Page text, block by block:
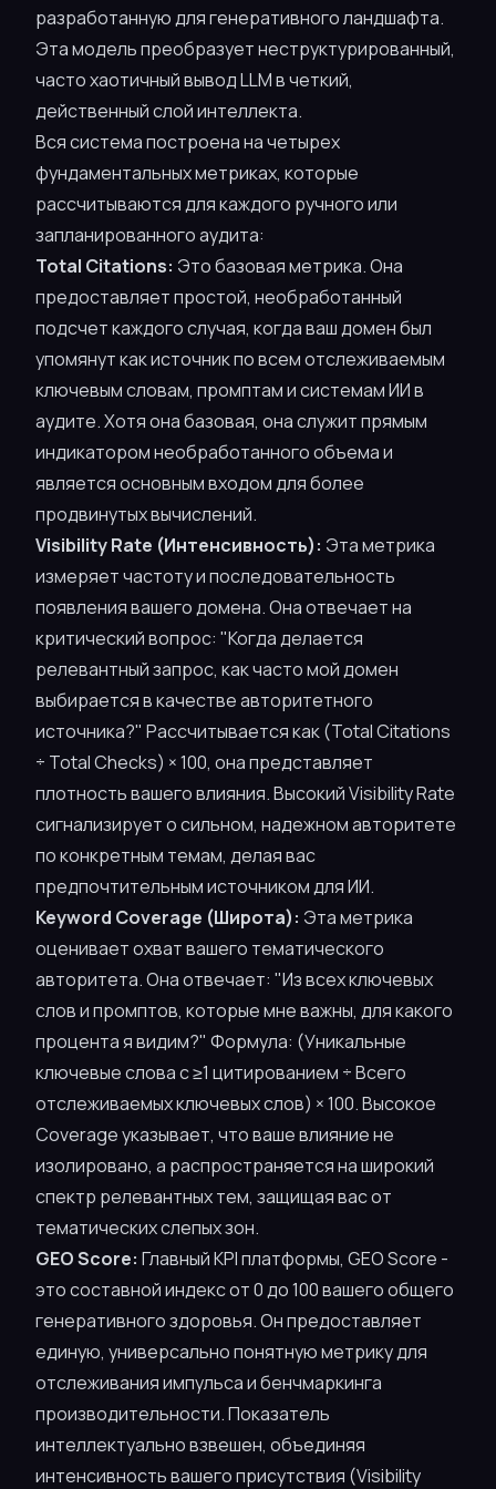
разработанную для генеративного ландшафта.
Эта модель преобразует неструктурированный,
часто хаотичный вывод LLM в четкий,
действенный слой интеллекта.
Вся система построена на четырех
фундаментальных метриках, которые
рассчитываются для каждого ручного или
запланированного аудита:
Total Citations: Это базовая метрика. Она
предоставляет простой, необработанный
подсчет каждого случая, когда ваш домен был
упомянут как источник по всем отслеживаемым
ключевым словам, промптам и системам ИИ в
аудите. Хотя она базовая, она служит прямым
индикатором необработанного объема и
является основным входом для более
продвинутых вычислений.
Visibility Rate (Интенсивность): Эта метрика
измеряетчастоту и последовательность
появления вашего домена. Она отвечает на
критический вопрос: "Когда делается
релевантный запрос, как часто мой домен
выбирается в качестве авторитетного
источника?" Рассчитывается как (Total Citations
÷ Total Checks) × 100, она представляет
плотность вашего влияния. Высокий Visibility Rate
сигнализирует о сильном, надежном авторитете
по конкретным темам, делая вас
предпочтительным источником для ИИ.
Keyword Coverage (Широта): Эта метрика
оцениваетохватвашего тематического
авторитета. Она отвечает: "Из всех ключевых
слов и промптов, которые мне важны, для какого
процента я видим?" Формула: (Уникальные
ключевые слова с ≥1 цитированием ÷ Всего
отслеживаемых ключевых слов) × 100. Высокое
Coverage указывает, что ваше влияние не
изолировано, а распространяется на широкий
спектр релевантных тем, защищая вас от
тематических слепых зон.
GEO Score: Главный KPI платформы, GEO Score -
это составной индекс от 0 до 100 вашего общего
генеративного здоровья. Он предоставляет
единую, универсально понятную метрику для
отслеживания импульса и бенчмаркинга
производительности. Показатель
интеллектуально взвешен, объединяя
интенсивность вашего присутствия (Visibility